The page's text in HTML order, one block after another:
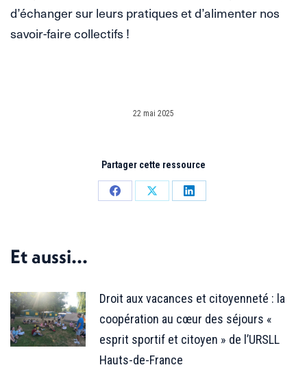
d’échanger sur leurs pratiques et d’alimenter nos
savoir-faire collectifs !
22 mai 2025
Partager cette ressource
PartagerPartagerPartager
Et aussi...
Droit aux vacances et citoyenneté : la
coopération au cœur des séjours «
esprit sportif et citoyen » de l’URSLL
Hauts-de-France